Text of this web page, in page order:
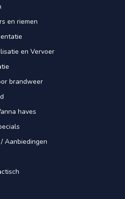
en riemen
en Vervoer
brandweer
haves
Aanbiedingen